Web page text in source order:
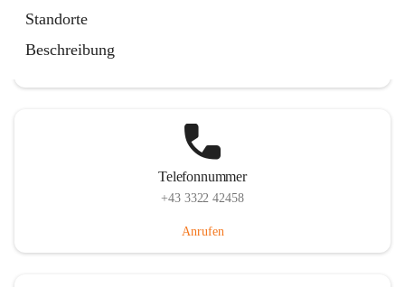
Standorte
Beschreibung
Telefonnummer
+43 3322 42458
Anrufen